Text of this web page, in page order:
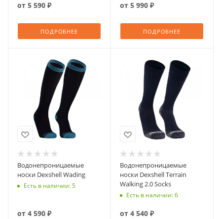
от 5 590 ₽
ПОДРОБНЕЕ
от 5 990 ₽
ПОДРОБНЕЕ
Водонепроницаемые
носки Dexshell Wading
Есть в наличии: 5
от 4 590 ₽
Водонепроницаемые
носки Dexshell Terrain
Walking 2.0 Socks
Есть в наличии: 6
от 4 540 ₽